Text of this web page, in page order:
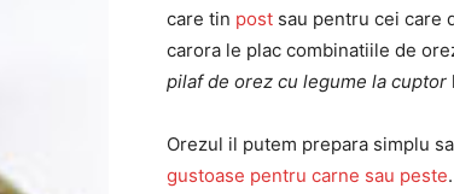
care tin post sau pentru cei care
carora le plac combinatiile de
pilaf de orez cu legume la cuptor
Orezul il putem prepara simplu
gustoase pentru carne sau peste